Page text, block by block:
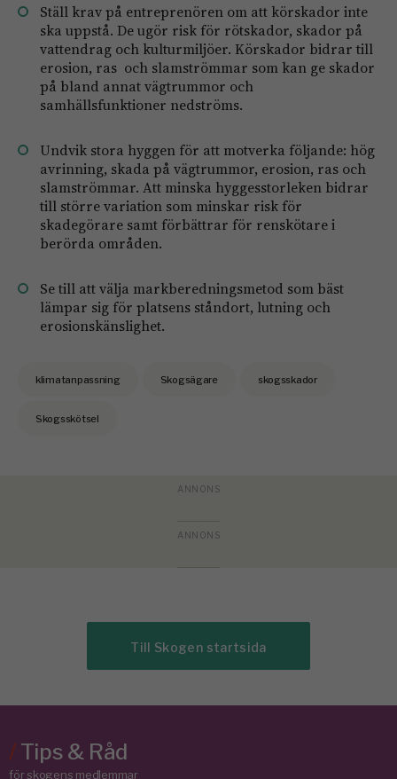
Ställ krav på entreprenören om att körskador inte
ska uppstå. De ugör risk för rötskador, skador på
vattendrag och kulturmiljöer. Körskador bidrar till
erosion, ras och slamströmmar som kan ge skador
på bland annat vägtrummor och
samhällsfunktioner nedströms.
Undvik stora hyggen för att motverka följande: hög
avrinning, skada på vägtrummor, erosion, ras och
slamströmmar. Att minska hyggesstorleken bidrar
till större variation som minskar risk för
skadegörare samt förbättrar för renskötare i
berörda områden.
Se till att välja markberedningsmetod som bäst
lämpar sig för platsens ståndort, lutning och
erosionskänslighet.
klimatanpassning Skogsägare skogsskador
Skogsskötsel
Till Skogen startsida
/Tips & Råd
för skogens medlemmar